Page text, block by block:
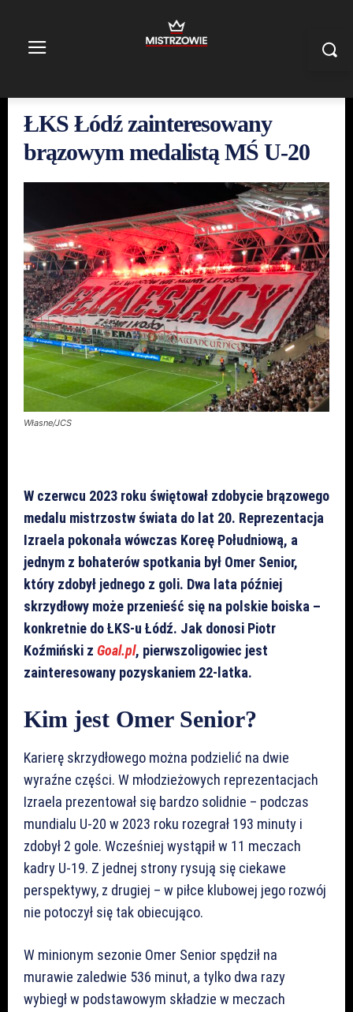
ŁKS Łódź zainteresowany
brązowym medalistą MŚ U-20
Własne/JCS
W czerwcu 2023 roku świętował zdobycie brązowego
medalu mistrzostw świata do lat 20. Reprezentacja
Izraela pokonała wówczas Koreę Południową, a
jednym z bohaterów spotkania był Omer Senior,
który zdobył jednego z goli. Dwa lata później
skrzydłowy może przenieść się na polskie boiska –
konkretnie do ŁKS-u Łódź. Jak donosi Piotr
Koźmiński z Goal.pl, pierwszoligowiec jest
zainteresowany pozyskaniem 22-latka.
Kim jest Omer Senior?
Karierę skrzydłowego można podzielić na dwie
wyraźne części. W młodzieżowych reprezentacjach
Izraela prezentował się bardzo solidnie – podczas
mundialu U-20 w 2023 roku rozegrał 193 minuty i
zdobył 2 gole. Wcześniej wystąpił w 11 meczach
kadry U-19. Z jednej strony rysują się ciekawe
perspektywy, z drugiej – w piłce klubowej jego rozwój
nie potoczył się tak obiecująco.
W minionym sezonie Omer Senior spędził na
murawie zaledwie 536 minut, a tylko dwa razy
wybiegł w podstawowym składzie w meczach